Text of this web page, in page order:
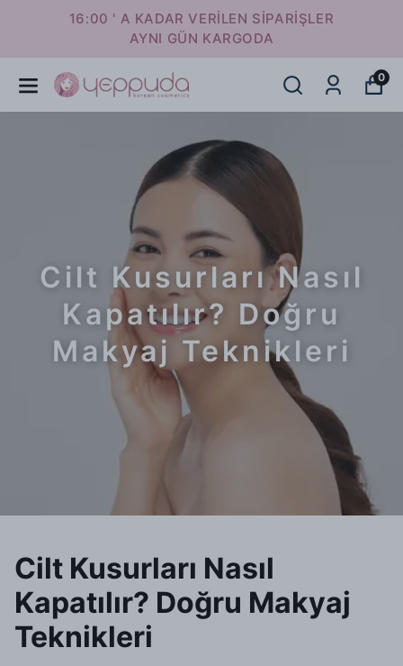
16:00 ' A KADAR VERİLEN SİPARİŞLER
AYNI GÜN KARGODA
0
Cilt Kusurları Nasıl
Kapatılır? Doğru
Makyaj Teknikleri
Cilt Kusurları Nasıl
Kapatılır? Doğru Makyaj
Teknikleri